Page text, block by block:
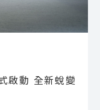
啟動 全新蛻變